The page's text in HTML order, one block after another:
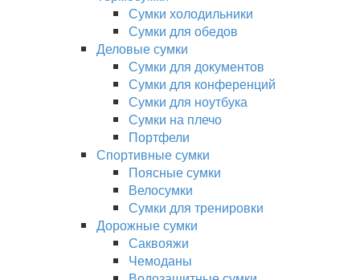
Сумки холодильники
Сумки для обедов
Деловые сумки
Сумки для документов
Сумки для конференций
Сумки для ноутбука
Сумки на плечо
Портфели
Спортивные сумки
Поясные сумки
Велосумки
Сумки для тренировки
Дорожные сумки
Саквояжи
Чемоданы